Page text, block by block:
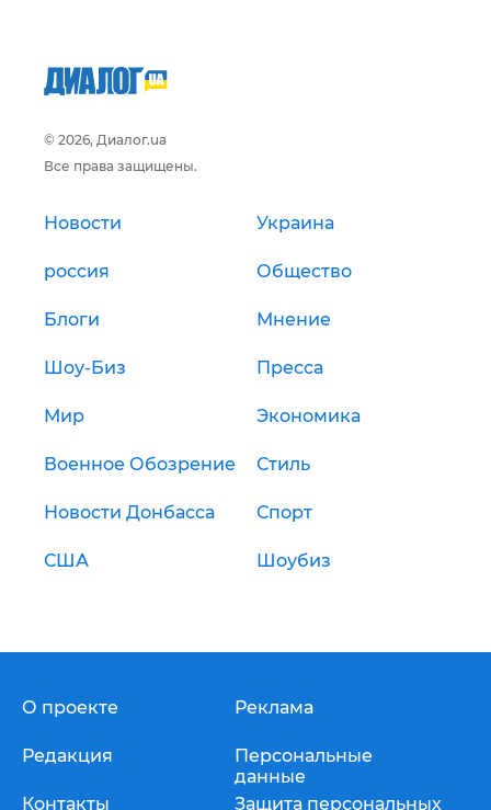
© 2026, Диалог.ua
Все права защищены.
Новости Украина
россия Общество
Блоги Мнение
Шоу-Биз Пресса
Мир Экономика
Военное Обозрение Стиль
Новости Донбасса Спорт
США Шоубиз
О проекте
Редакция
Контакты
Реклама
Персональные
данные
Защита персональных